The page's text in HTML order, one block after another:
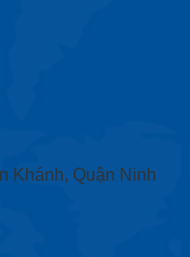
Khánh, Quận Ninh